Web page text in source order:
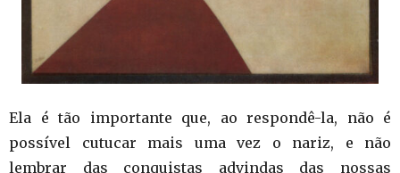
Ela é tão importante que, ao respondê-la, não é
possível cutucar mais uma vez o nariz, e não
lembrar das conquistas advindas das nossas